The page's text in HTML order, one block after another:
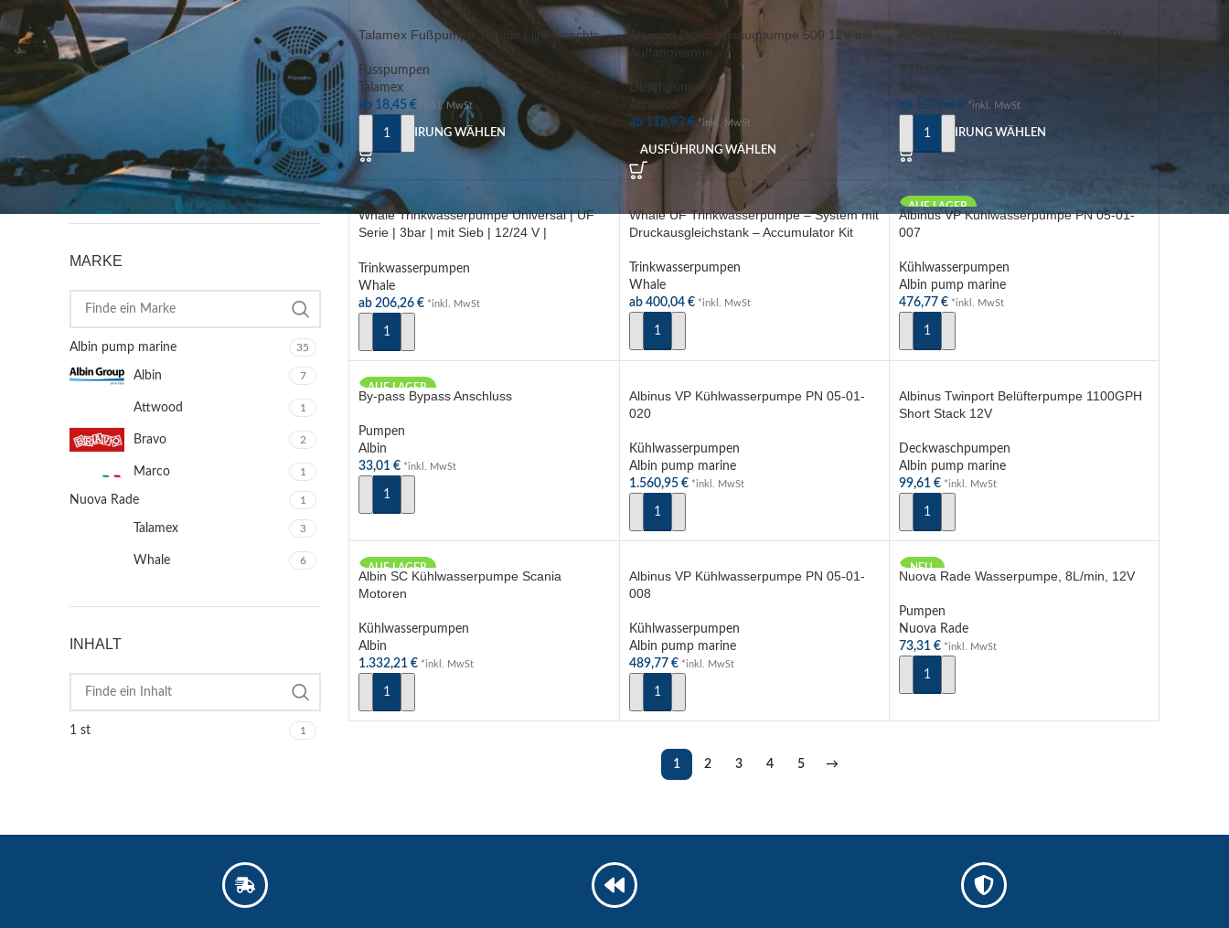
NACH PREIS FILTERN
FILTER
MARKE
Albin pump marine 35
Albin 7
Attwood 1
Bravo 2
Marco 1
Nuova Rade 1
Talamex 3
Whale 6
INHALT
1 st 1
Talamex Fußpumpe 12l/min | links, rechts
Fusspumpen
Talamex
ab 18,45€ *inkl. MwSt
AUSFÜHRUNG WÄHLEN
Attwood Duschabsaugpumpe 500 12V mit
Auffangwanne
Duschpumpen
Attwood
ab 118,93 € *inkl. MwSt
AUSFÜHRUNG WÄHLEN
Albin Druckwasserpumpe WPS 12/24V
Trinkwasserpumpen
Albin
ab 121,07 € *inkl. MwSt
AUSFÜHRUNG WÄHLEN
Whale Trinkwasserpumpe Universal | UF
Serie | 3bar | mit Sieb | 12/24 V |
Trinkwasserpumpen
Whale
ab206,26€ *inkl. MwSt
AUSFÜHRUNG WÄHLEN
Whale UF Trinkwasserpumpe – System mit
Druckausgleichstank – Accumulator Kit
Trinkwasserpumpen
Whale
ab 400,04 € *inkl. MwSt
AUSFÜHRUNG WÄHLEN
AUF LAGER
Albinus VP Kühlwasserpumpe PN 05-01-
007
Kühlwasserpumpen
Albin pump marine
476,77 € *inkl. MwSt
IN DEN WARENKORB
AUF LAGER
By-pass Bypass Anschluss
Pumpen
Albin
33,01€ *inkl. MwSt
IN DEN WARENKORB
Albinus VP Kühlwasserpumpe PN 05-01-
020
Kühlwasserpumpen
Albin pump marine
1.560,95 € *inkl. MwSt
IN DEN WARENKORB
Albinus Twinport Belüfterpumpe 1100GPH
Short Stack 12V
Deckwaschpumpen
Albin pump marine
99,61 € *inkl. MwSt
IN DEN WARENKORB
AUF LAGER
Albin SC Kühlwasserpumpe Scania
Motoren
Kühlwasserpumpen
Albin
1.332,21€ *inkl. MwSt
IN DEN WARENKORB
Albinus VP Kühlwasserpumpe PN 05-01-
008
Kühlwasserpumpen
Albin pump marine
489,77 € *inkl. MwSt
IN DEN WARENKORB
NEU
Nuova Rade Wasserpumpe, 8L/min, 12V
Pumpen
Nuova Rade
73,31 € *inkl. MwSt
IN DEN WARENKORB
1 2 3 4 5 →